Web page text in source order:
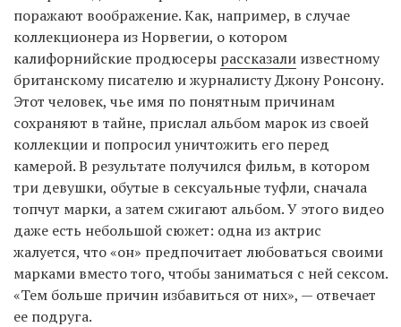
поражают воображение. Как, например, в случае
коллекционера из Норвегии, о котором
калифорнийские продюсеры рассказали известному
британскому писателю и журналисту Джону Ронсону.
Этот человек, чье имя по понятным причинам
сохраняют в тайне, прислал альбом марок из своей
коллекции и попросил уничтожить его перед
камерой. В результате получился фильм, в котором
три девушки, обутые в сексуальные туфли, сначала
топчут марки, а затем сжигают альбом. У этого видео
даже есть небольшой сюжет: одна из актрис
жалуется, что «он» предпочитает любоваться своими
марками вместо того, чтобы заниматься с ней сексом.
«Тем больше причин избавиться от них», — отвечает
ее подруга.